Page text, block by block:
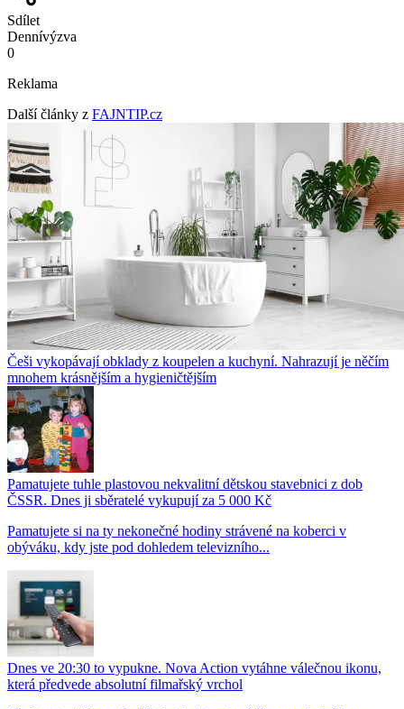
Sdílet
Dennívýzva
0
Reklama
Další články z FAJNTIP.cz
Češi vykopávají obklady z koupelen a kuchyní. Nahrazují je něčím
mnohem krásnějším a hygieničtějším
Pamatujete tuhle plastovou nekvalitní dětskou stavebnici z dob
ČSSR. Dnes ji sběratelé vykupují za 5 000 Kč
Pamatujete si na ty nekonečné hodiny strávené na koberci v
obýváku, kdy jste pod dohledem televizního...
Dnes ve 20:30 to vypukne. Nova Action vytáhne válečnou ikonu,
která předvede absolutní filmařský vrchol